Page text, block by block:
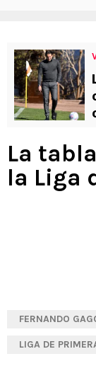
La
la Liga
FERNANDO
LIGA DE